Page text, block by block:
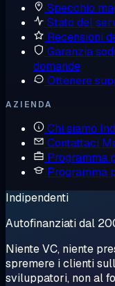
Specchio
Stato del
Recensioni
Garanzia
domande
Ottenere
AZIENDA
Chi siamo
Contattaci
Programma
Programma
Indipendenti
Autofinanziati dal
Niente VC, niente
spremere i clienti
sviluppatori, non al